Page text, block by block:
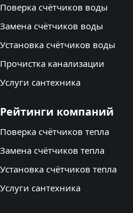
Поверка счётчиков воды
Замена счётчиков воды
Установка счётчиков воды
Прочистка канализации
Услуги сантехника
Рейтинги компаний
Поверка счётчиков тепла
Замена счётчиков тепла
Установка счётчиков тепла
Услуги сантехника